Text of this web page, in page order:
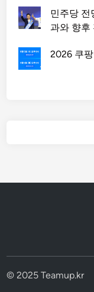
민주당 전
과와 향후
2026 쿠
© 2025 Teamup.kr